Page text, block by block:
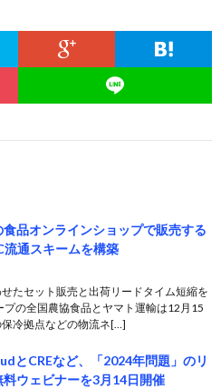
品オンラインショップで販売する
通スキームを構築
たセット販売と出荷リードタイム短縮を
プの全国農協食品とヤマト運輸は12月15
冷拠点などの物流ネ[…]
とCREなど、「2024年問題」のリ
料ウェビナーを3月14日開催